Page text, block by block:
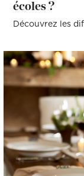
écoles ?
Découvrez les